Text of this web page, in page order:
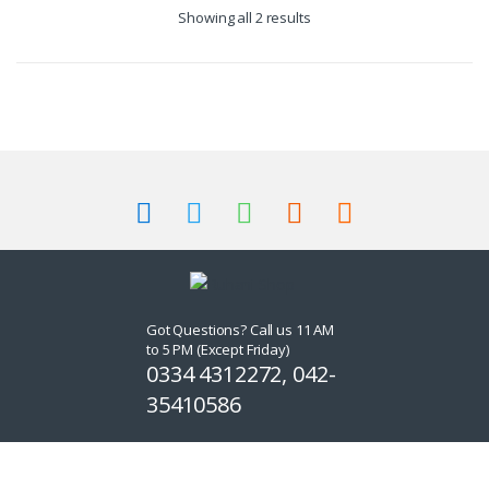
Showing all 2 results
Got Questions? Call us 11 AM
to 5 PM (Except Friday)
0334 4312272, 042-
35410586